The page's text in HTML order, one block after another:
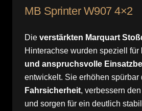
MB Sprinter W907 4×2
Die verstärkten Marquart
Hinterachse wurden speziell für
und anspruchsvolle
entwickelt. Sie erhöhen spürbar
Fahrsicherheit, verbessern den
und sorgen für ein deutlich